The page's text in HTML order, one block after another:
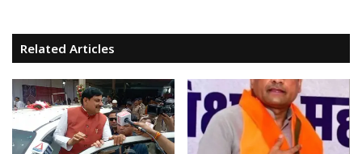
Related Articles